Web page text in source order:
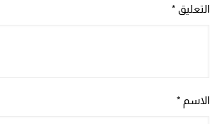
التعليق *
الاسم *